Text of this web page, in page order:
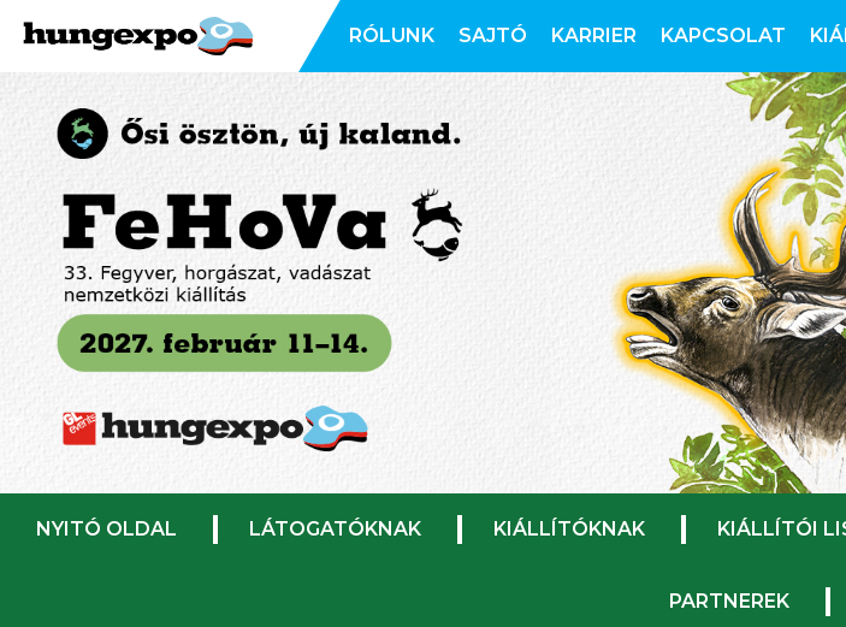
RÓLUNK SAJTÓ KARRIER KAPCSOLAT
NYITÓ OLDAL LÁTOGATÓKNAK KIÁLLÍTÓKNAK KIÁLLÍTÓI
PARTNEREK